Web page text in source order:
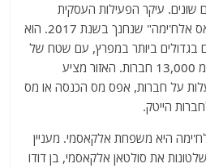
מ-50 ענפים שונים. עיקר הפעילות העסקית
מרוכזת ב"אזור הכלכלי של ראס אלח'ימה" שנחנך בשנת 2017. הוא
בגדולים ביותר במפרץ, עם שטח של
כ 33- מיליון מ"ר עם למעלה מ 13,000 חברות. האזור מציע
רבים כמו 100% בעלות על חברות, אפס מס הכנסה או מס
הייטק.
היא משפחת אלקאסמי. מעניין
2012 עצרו השלטונות את סולטאן אלקאסמי, בן דודו